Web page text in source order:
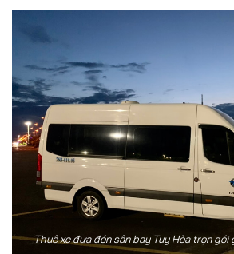
Thuê xe đưa đón sân bay Tuy Hòa trọn gói